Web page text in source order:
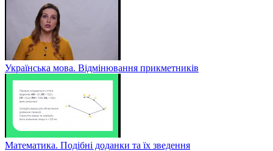
Українська мова. Відмінювання прикметників
Математика. Подібні доданки та їх зведення